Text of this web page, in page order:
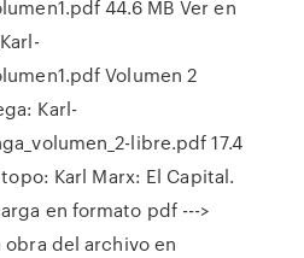
44.6 MB Ver en
Volumen 2
Karl-
libre.pdf 17.4
Karl Marx: El Capital.
en formato pdf --->
obra del archivo en